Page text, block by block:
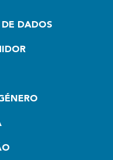
DADOS